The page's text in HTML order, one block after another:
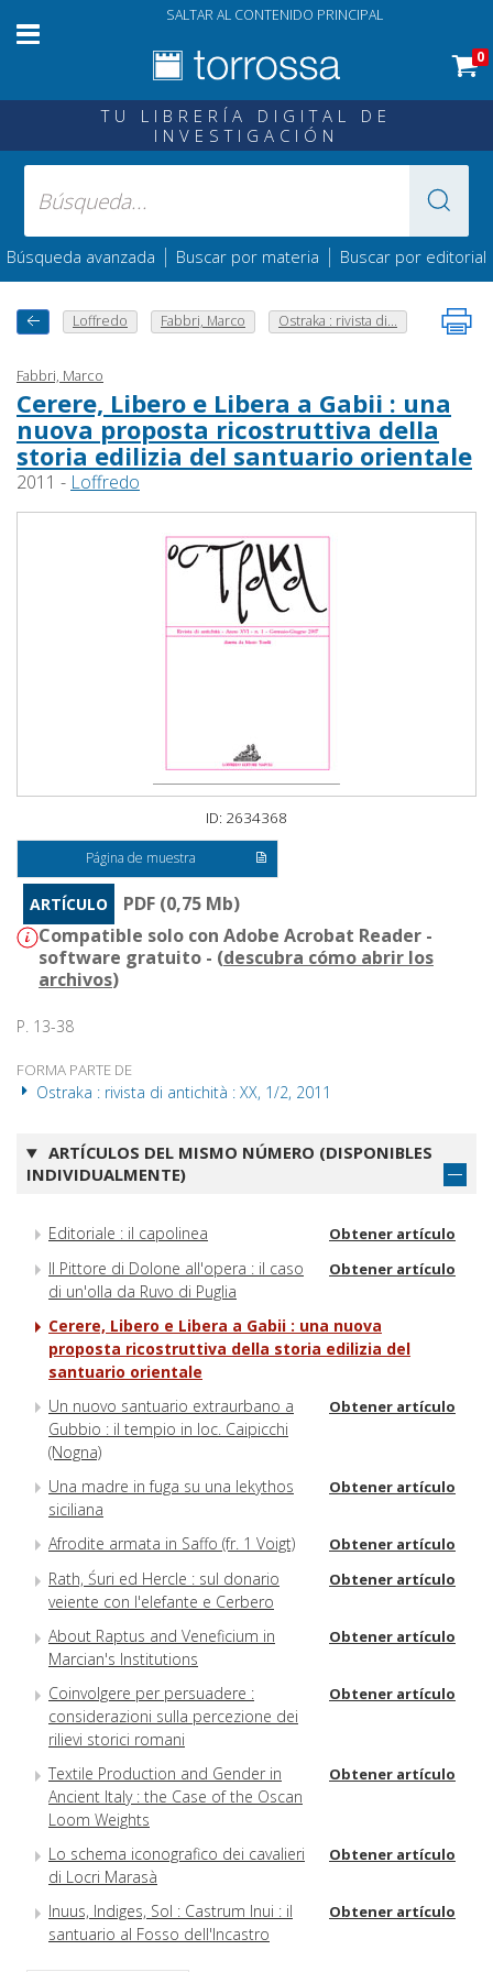
SALTAR AL CONTENIDO PRINCIPAL
0
TU LIBRERÍA DIGITAL DE
INVESTIGACIÓN
Búsqueda avanzada | Buscar por materia | Buscar por editorial
Loffredo Fabbri, Marco Ostraka : rivista di...
Fabbri, Marco
Cerere, Libero e Libera a Gabii : una
nuova proposta ricostruttiva della
storia edilizia del santuario orientale
2011 - Loffredo
ID: 2634368
Página de muestra
ARTÍCULO
PDF (0,75 Mb)
Compatible solo con Adobe Acrobat Reader -
software gratuito - (descubra cómo abrir los
archivos)
P. 13-38
FORMA PARTE DE
Ostraka : rivista di antichità : XX, 1/2, 2011
ARTÍCULOS DEL MISMO NÚMERO (DISPONIBLES
INDIVIDUALMENTE)
Editoriale : il capolinea Obtener artículo
Il Pittore di Dolone all'opera : il caso
di un'olla da Ruvo di Puglia
Obtener artículo
Cerere, Libero e Libera a Gabii : una nuova
proposta ricostruttiva della storia edilizia del
santuario orientale
Un nuovo santuario extraurbano a
Gubbio : il tempio in loc. Caipicchi
(Nogna)
Obtener artículo
Una madre in fuga su una lekythos
siciliana
Obtener artículo
Afrodite armata in Saffo (fr. 1 Voigt) Obtener artículo
Rath, Śuri ed Hercle : sul donario
veiente con l'elefante e Cerbero
Obtener artículo
About Raptus and Veneficium in
Marcian's Institutions
Obtener artículo
Coinvolgere per persuadere :
considerazioni sulla percezione dei
rilievi storici romani
Obtener artículo
Textile Production and Gender in
Ancient Italy : the Case of the Oscan
Loom Weights
Obtener artículo
Lo schema iconografico dei cavalieri
di Locri Marasà
Obtener artículo
Inuus, Indiges, Sol : Castrum Inui : il
santuario al Fosso dell'Incastro
Obtener artículo